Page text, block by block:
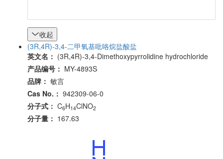
收起
(3R,4R)-3,4-二甲氧基吡咯烷盐酸盐
英文名： (3R,4R)-3,4-Dimethoxypyrrolidine hydrochloride
产品编号： MY-4893S
品牌： 敏言
Cas No.： 942309-06-0
分子式： C6H14ClNO2
分子量： 167.63